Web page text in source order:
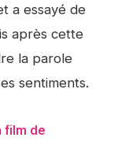
a essayé de
après cette
la parole
sentiments.
film de